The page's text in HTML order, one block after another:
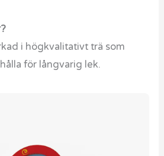
i högkvalitativt trä som
för långvarig lek.